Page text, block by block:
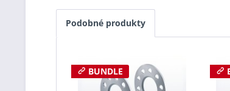
Podobné produkty
BUNDLE